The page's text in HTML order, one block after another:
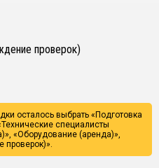
проверок)
осталось выбрать «Подготовка
специалисты
«Оборудование (аренда)»,
проверок)».